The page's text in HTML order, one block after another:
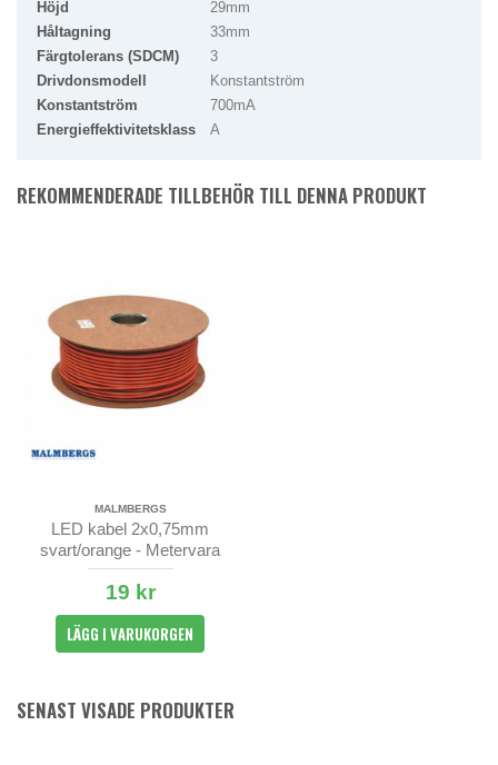
Höjd
29mm
Håltagning
33mm
Färgtolerans (SDCM)
3
Drivdonsmodell
Konstantström
Konstantström
700mA
Energieffektivitetsklass
A
REKOMMENDERADE TILLBEHÖR TILL DENNA PRODUKT
MALMBERGS
LED kabel 2x0,75mm
svart/orange - Metervara
19 kr
LÄGG I VARUKORGEN
SENAST VISADE PRODUKTER